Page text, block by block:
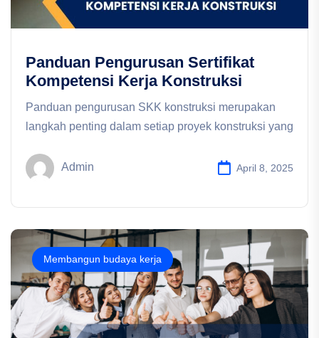
Panduan Pengurusan Sertifikat
Kompetensi Kerja Konstruksi
Panduan pengurusan SKK konstruksi merupakan
langkah penting dalam setiap proyek konstruksi yang
Admin April 8, 2025
Membangun budaya kerja